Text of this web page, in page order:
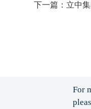
下一篇：立中
For